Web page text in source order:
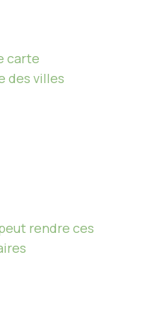
carte
des villes
rendre ces